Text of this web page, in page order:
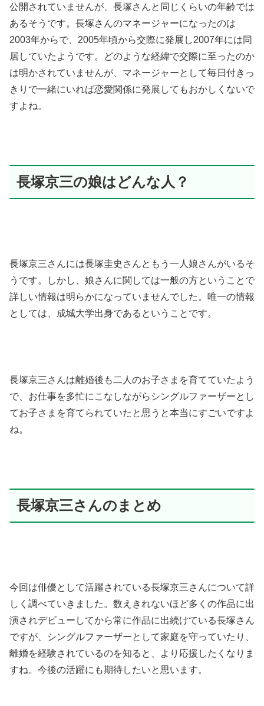
公開されていませんが、長塚さんと同じくらいの年齢では
あるそうです。長塚さんのマネージャーになったのは
2003年からで、2005年頃から交際に発展し2007年には同
居していたようです。どのような経緯で交際に至ったのか
は明かされていませんが、マネージャーとして毎日付きっ
きりで一緒にいれば恋愛関係に発展してもおかしくないで
すよね。
長塚京三の娘はどんな人？
長塚京三さんには長塚圭史さんともう一人娘さんがいるそ
うです。しかし、娘さんに関しては一般の方ということで
詳しい情報は明らかになっていませんでした。唯一の情報
としては、成城大学出身であるということです。
長塚京三さんは離婚後も二人のお子さまを育てていたよう
で、お仕事を多忙にこなしながらシングルファーザーとし
てお子さまを育てられていたと思うと本当にすごいですよ
ね。
長塚京三さんのまとめ
今回は俳優として活躍されている長塚京三さんについて詳
しく調べていきました。数えきれないほど多くの作品に出
演されデビューしてから常に作品に出続けている長塚さん
ですが、シングルファーザーとして家庭を守っていたり、
離婚を経験されているのを知ると、より応援したくなりま
すね。今後の活躍にも期待したいと思います。